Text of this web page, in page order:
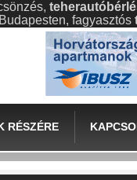
fagyasztós
RÉSZÉRE